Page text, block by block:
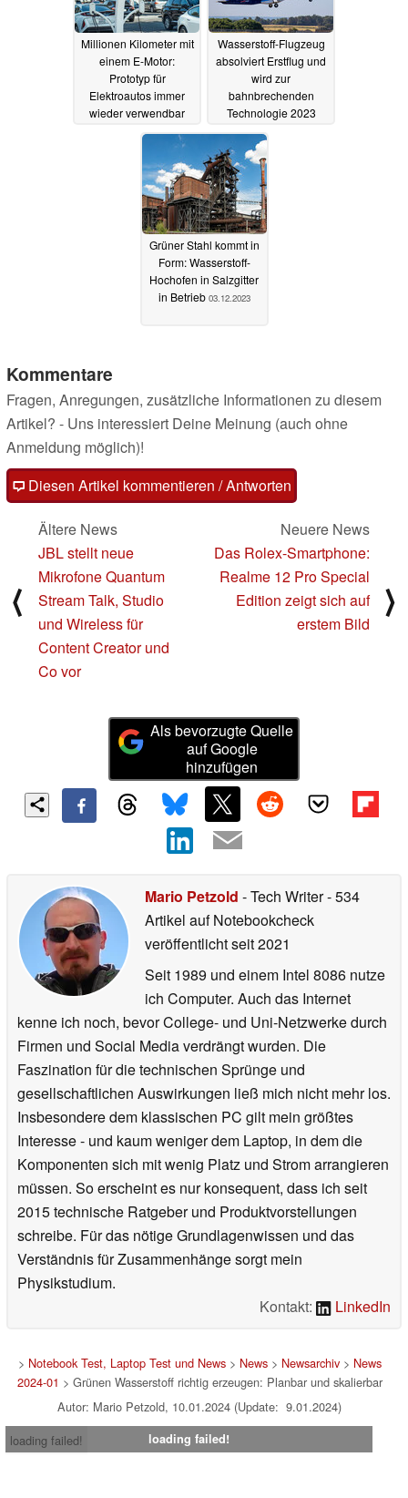
Millionen Kilometer mit
einem E-Motor:
Prototyp für
Elektroautos immer
wieder verwendbar
02.01.2024
Wasserstoff-Flugzeug
absolviert Erstflug und
wird zur
bahnbrechenden
Technologie 2023
gewählt
Grüner Stahl kommt in
Form: Wasserstoff-
Hochofen in Salzgitter
in Betrieb 03.12.2023
Kommentare
Fragen, Anregungen, zusätzliche Informationen zu diesem
Artikel? - Uns interessiert Deine Meinung (auch ohne
Anmeldung möglich)!
Diesen Artikel kommentieren / Antworten
⟨
Ältere News
JBL stellt neue
Mikrofone Quantum
Stream Talk, Studio
und Wireless für
Content Creator und
Co vor
Neuere News
Das Rolex-Smartphone:
Realme 12 Pro Special
Edition zeigt sich auf
erstem Bild
⟩
Als bevorzugte Quelle
auf Google
hinzufügen
Mario Petzold - Tech Writer- 534
Artikel auf Notebookcheck
veröffentlichtseit 2021
Seit 1989 und einem Intel 8086 nutze
ich Computer. Auch das Internet
kenne ich noch, bevor College- und Uni-Netzwerke durch
Firmen und Social Media verdrängt wurden. Die
Faszination für die technischen Sprünge und
gesellschaftlichen Auswirkungen ließ mich nicht mehr los.
Insbesondere dem klassischen PC gilt mein größtes
Interesse - und kaum weniger dem Laptop, in dem die
Komponenten sich mit wenig Platz und Strom arrangieren
müssen. So erscheint es nur konsequent, dass ich seit
2015 technische Ratgeber und Produktvorstellungen
schreibe. Für das nötige Grundlagenwissen und das
Verständnis für Zusammenhänge sorgt mein
Physikstudium.
Kontakt:
LinkedIn
> Notebook Test, Laptop Test und News> News> Newsarchiv> News
2024-01 > Grünen Wasserstoff richtig erzeugen: Planbar und skalierbar
Autor: Mario Petzold, 10.01.2024 (Update: 9.01.2024)
loading failed!
loading failed!